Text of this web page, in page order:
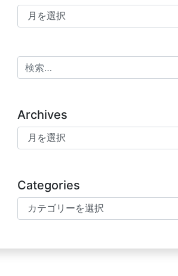
アーカイブ
検索:
Archives
Archives
Categories
Categories